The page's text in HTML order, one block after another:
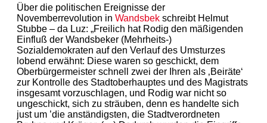
Über die politischen Ereignisse der
Novemberrevolution in Wandsbek schreibt Helmut
Stubbe – da Luz: „Freilich hat Rodig den mäßigenden
Einfluß der Wandsbeker (Mehrheits-)
Sozialdemokraten auf den Verlauf des Umsturzes
lobend erwähnt: Diese waren so geschickt, dem
Oberbürgermeister schnell zwei der Ihren als ‚Beiräte‘
zur Kontrolle des Stadtoberhauptes und des Magistrats
insgesamt vorzuschlagen, und Rodig war nicht so
ungeschickt, sich zu sträuben, denn es handelte sich
just um ’die anständigsten, die Stadtverordneten